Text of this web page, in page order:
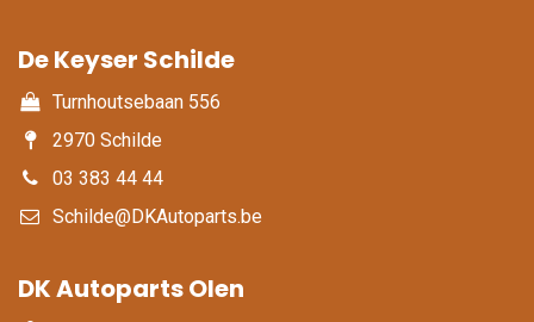
De Keyser Schilde
Turnhoutsebaan 556
2970 Schilde
03 383 44 44
Schilde@DKAutoparts.be
DK Autoparts Olen​